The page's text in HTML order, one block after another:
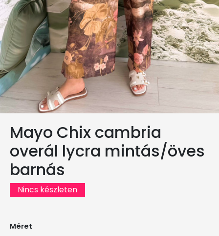
Mayo Chix cambria
overál lycra mintás/öves
barnás
Nincs készleten
Méret